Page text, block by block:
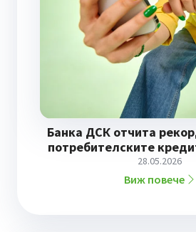
Банка ДСК отчита
потребителските
28.05.2026
Виж повече